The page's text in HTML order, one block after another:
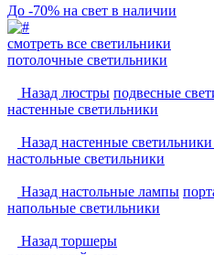
До -70% на свет в наличии
смотреть все светильники
потолочные светильники
Назад люстры подвесные
настенные светильники
Назад настенные светильники
настольные светильники
Назад настольные лампы
напольные светильники
Назад торшеры